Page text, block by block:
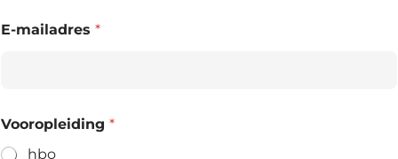
E-mailadres *
Vooropleiding *
hbo